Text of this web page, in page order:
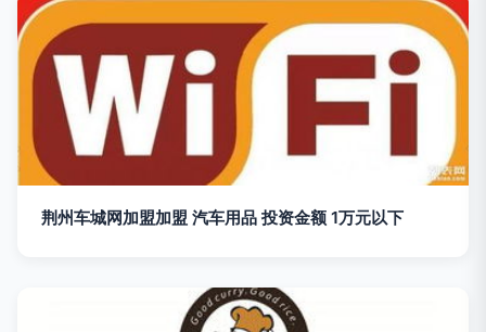
荆州车城网加盟加盟 汽车用品 投资金额 1万元以下